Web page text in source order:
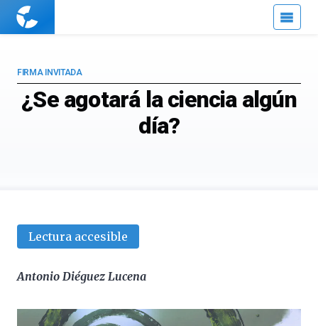
Cuaderno
¿Se agotará la ciencia algún
día?
FIRMA INVITADA
Lectura accesible
Antonio Diéguez Lucena